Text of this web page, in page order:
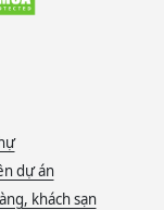
dự án
khách sạn